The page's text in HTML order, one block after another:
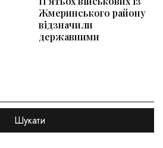
Жмеринського району
відзначили
державними